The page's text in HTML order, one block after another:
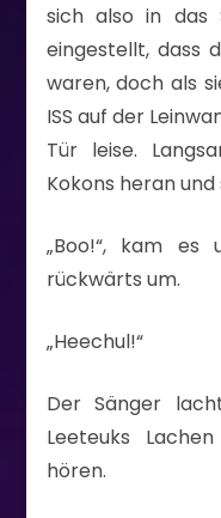
sich also in das
eingestellt, dass
waren, doch als
ISS auf der
Tür leise.
Kokons heran
„Boo!“, kam es
rückwärts um.
„Heechul!“
Der Sänger
Leeteuks
hören.